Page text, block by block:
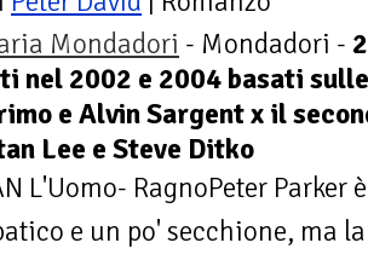
Mondadori - Mondadori - 2
nel 2002 e 2004 basati
e Alvin Sargent x il
Lee e Steve Ditko
L'Uomo- RagnoPeter
e un po' secchione, ma